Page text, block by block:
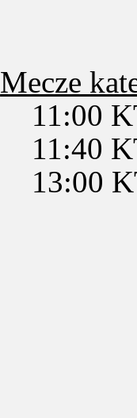
Mecze
11:00
11:40
13:00